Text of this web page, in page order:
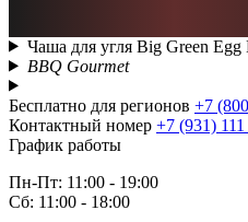
Чаша для угля Big Green Egg
BBQ Gourmet
Бесплатно для регионов +7
Контактный номер +7 (931)
График работы
Пн-Пт: 11:00 - 19:00
Сб: 11:00 - 18:00